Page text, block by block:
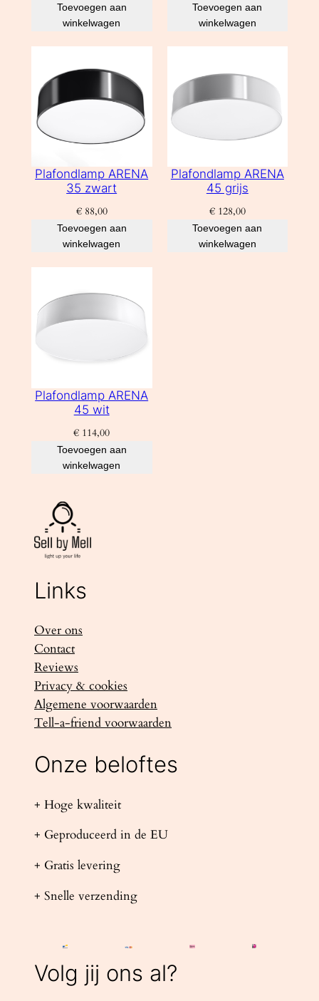
Toevoegen aan
winkelwagen
Toevoegen aan
winkelwagen
Plafondlamp ARENA
35 zwart
€88,00
Toevoegen aan
winkelwagen
Plafondlamp ARENA
45 grijs
€128,00
Toevoegen aan
winkelwagen
Plafondlamp ARENA
45 wit
€ 114,00
Toevoegen aan
winkelwagen
Links
Over ons
Contact
Reviews
Privacy & cookies
Algemene voorwaarden
Tell-a-friend voorwaarden
Onze beloftes
+ Hoge kwaliteit
+ Geproduceerd in de EU
+ Gratis levering
+ Snelle verzending
Volg jij ons al?